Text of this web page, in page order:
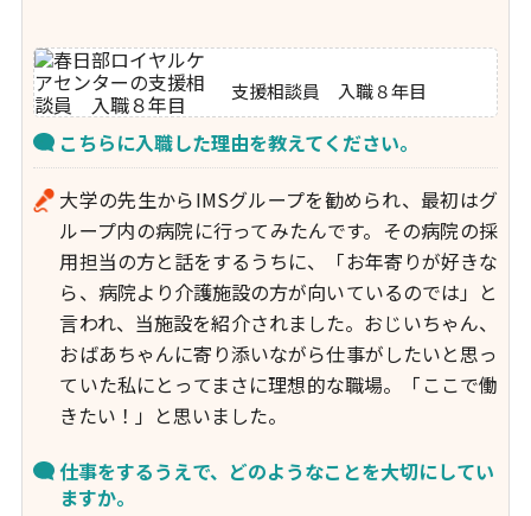
支援相談員 入職８年目
こちらに入職した理由を教えてください。
大学の先生からIMSグループを勧められ、最初はグ
ループ内の病院に行ってみたんです。その病院の採
用担当の方と話をするうちに、「お年寄りが好きな
ら、病院より介護施設の方が向いているのでは」と
言われ、当施設を紹介されました。おじいちゃん、
おばあちゃんに寄り添いながら仕事がしたいと思っ
ていた私にとってまさに理想的な職場。「ここで働
きたい！」と思いました。
仕事をするうえで、どのようなことを大切にしてい
ますか。